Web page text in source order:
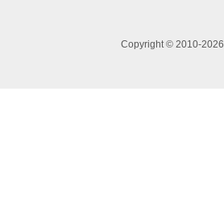
Copyright © 2010-2026